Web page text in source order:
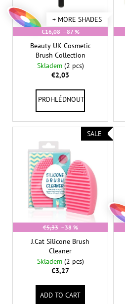
p
r
o
+ MORE SHADES
€16,08 –87 %
Beauty UK Cosmetic
Brush Collection
Skladem (2 pcs)
€2,03
SALE
€5,33 –38 %
J.Cat Silicone Brush
Cleaner
Skladem (2 pcs)
€3,27
ADD TO CART
c
o
m
m
PRO
€5,74